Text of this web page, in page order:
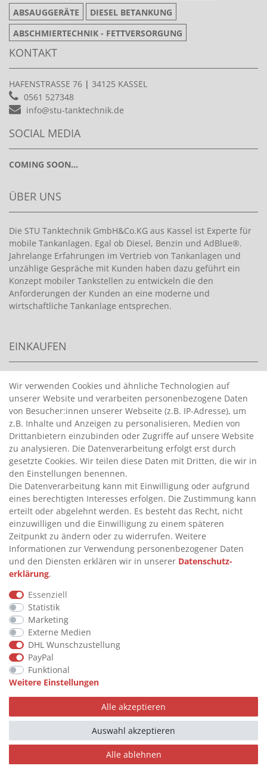
ABSAUGGERÄTE
DIESEL BETANKUNG
ABSCHMIERTECHNIK - FETTVERSORGUNG
KONTAKT
HAFENSTRASSE 76 | 34125 KASSEL
0561 527348
info@stu-tanktechnik.de
SOCIAL MEDIA
COMING SOON...
ÜBER UNS
Die STU Tanktechnik GmbH&Co.KG aus Kassel ist Experte für
mobile Tankanlagen. Egal ob Diesel, Benzin und AdBlue®.
Jahrelange Erfahrungen im Vertrieb von Tankanlagen und
unzählige Gespräche mit Kunden haben dazu geführt ein
Konzept mobiler Tankstellen zu entwickeln die den
Anforderungen der Kunden an eine moderne und
wirtschaftliche Tankanlage entsprechen.
EINKAUFEN
HANDPUMPEN FÜR BENZIN
>
HANDPUMPEN FÜR ÖLE
>
TANKANLAGEN
>
ADBLUE® BETANKUNG
INFORMATIONEN
>
FAQ
>
VERTRAG WIDERRUFEN
>
WIDERRUFSRECHT
>
WIDERRUFSFORMULAR
IMPRESSUM
>
DATENSCHUTZERKLÄRUNG
>
AGB
>
KONTAKT
© Copyright 2026 by STU Tanktechnik
Alle Rechte vorbehalten.
Wir verwenden Cookies und ähnliche Technologien auf
unserer Website und verarbeiten personenbezogene Daten
von Besucher:innen unserer Webseite (z.B. IP-Adresse), um
z.B. Inhalte und Anzeigen zu personalisieren, Medien von
Drittanbietern einzubinden oder Zugriffe auf unsere Website
zu analysieren. Die Datenverarbeitung erfolgt erst durch
gesetzte Cookies. Wir teilen diese Daten mit Dritten, die wir in
den Einstellungen benennen.
Die Datenverarbeitung kann mit Einwilligung oder aufgrund
eines berechtigten Interesses erfolgen. Die Zustimmung kann
erteilt oder abgelehnt werden. Es besteht das Recht, nicht
einzuwilligen und die Einwilligung zu einem späteren
Zeitpunkt zu ändern oder zu widerrufen. Weitere
Informationen zur Verwendung personenbezogener Daten
und den Diensten erklären wir in unserer Daten­schutz­
erklärung.
Essenziell
Statistik
Marketing
Externe Medien
DHL Wunschzustellung
PayPal
Funktional
Weitere Einstellungen
Alle akzeptieren
Alle ablehnen
Auswahl akzeptieren